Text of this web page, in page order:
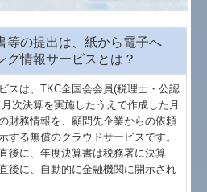
等の提出は、紙から電子へ
グ情報サービスとは？
スは、TKC全国会会員(税理士・公認
次決算を実施したうえで作成した月
財務情報を、顧問先企業からの依頼
する無償のクラウドサービスです。
後に、年度決算書は税務署に決算
後に、自動的に金融機関に開示され